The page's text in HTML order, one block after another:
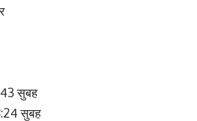
सुबह
सुबह